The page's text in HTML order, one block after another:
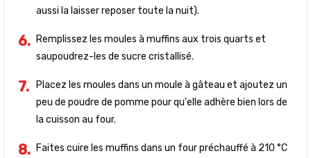
aussi la laisser reposer toute la nuit).
Remplissez les moules à muffins aux trois quarts et
saupoudrez-les de sucre cristallisé.
Placez les moules dans un moule à gâteau et ajoutez un
peu de poudre de pomme pour qu'elle adhère bien lors de
la cuisson au four.
Faites cuire les muffins dans un four préchauffé à 210 °C